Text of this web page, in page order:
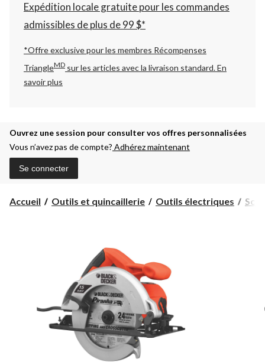
Expédition locale gratuite pour les commandes
admissibles de plus de 99 $*
*Offre exclusive pour les membres Récompenses
TriangleMD sur les articles avec la livraison standard.En
savoir plus
Ouvrez une session pour consulter vos offres personnalisées
Vous n’avez pas de compte? Adhérez maintenant
Se connecter
Accueil Outils et quincaillerie Outils électriques